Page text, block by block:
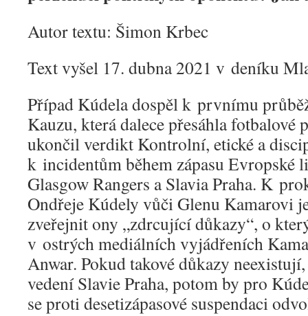
Autor textu: Šimon Krbec
Text vyšel 17. dubna 2021 v deníku
Případ Kúdela dospěl k prvnímu
Kauzu, která dalece přesáhla fotbalové
ukončil verdikt Kontrolní, etické a
k incidentům během zápasu Evropské
Glasgow Rangers a Slavia Praha. K
Ondřeje Kúdely vůči Glenu Kamarovi
zveřejnit ony „zdrcující důkazy“, o
v ostrých mediálních vyjádřeních
Anwar. Pokud takové důkazy
vedení Slavie Praha, potom by pro
se proti desetizápasové suspendaci